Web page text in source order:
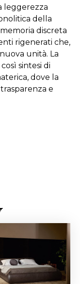
leggerezza
della
discreta
rigenerati che,
unità. La
sintesi di
dove la
e